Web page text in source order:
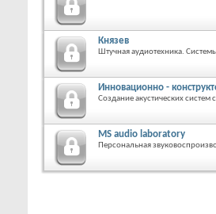
Князев
Штучная аудиотехника.
Инновационно -
Создание акустических систем
MS audio laboratory
Персональная